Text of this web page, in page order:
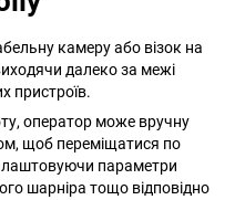
камеру або візок на
далеко за межі
пристроїв.
оператор може вручну
щоб переміщатися по
параметри
шарніра тощо відповідно